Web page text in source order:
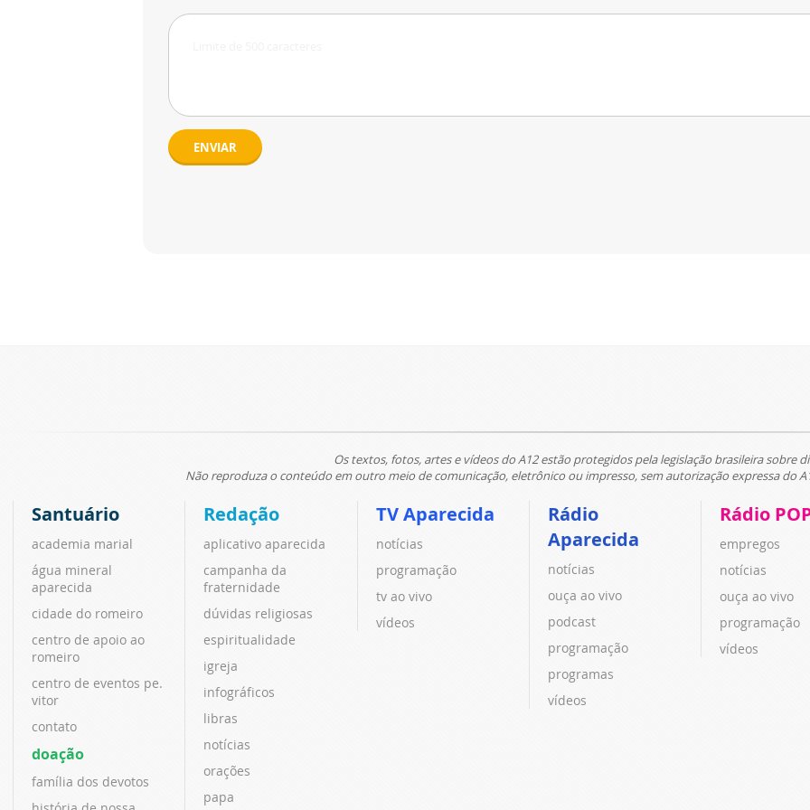
ENVIAR
Os textos, fotos, artes e vídeos do A12 estão protegidos pela legislação brasileira sobre
Não reproduza o conteúdo em outro meio de comunicação, eletrônico ou impresso, sem autorização expressa do
Santuário
academia marial
água mineral
aparecida
cidade do romeiro
centro de apoio ao
romeiro
centro de eventos pe.
vitor
contato
doação
família dos devotos
Redação
aplicativo aparecida
campanha da
fraternidade
dúvidas religiosas
espiritualidade
igreja
infográficos
libras
notícias
orações
papa
TV Aparecida
notícias
programação
tv ao vivo
vídeos
Rádio
Aparecida
notícias
ouça ao vivo
podcast
programação
programas
vídeos
Rádio
empregos
notícias
ouça ao vivo
programação
vídeos